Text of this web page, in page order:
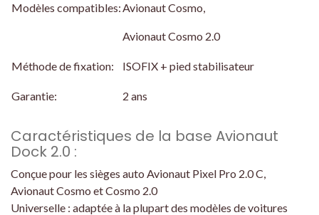
Modèles compatibles: Avionaut Cosmo,
Avionaut Cosmo 2.0
Méthode de fixation: ISOFIX + pied stabilisateur
Garantie: 2 ans
Caractéristiques de la base Avionaut
Dock 2.0 :
Conçue pour les sièges auto Avionaut Pixel Pro 2.0 C,
Avionaut Cosmo et Cosmo 2.0
Universelle : adaptée à la plupart des modèles de voitures